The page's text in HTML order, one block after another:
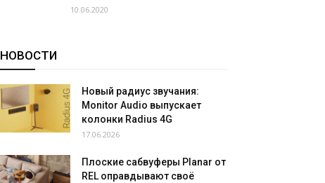
10.06.2020
НОВОСТИ
Новый радиус звучания:
Monitor Audio выпускает
колонки Radius 4G
17.06.2026
Плоские сабвуферы Planar от
REL оправдывают своё